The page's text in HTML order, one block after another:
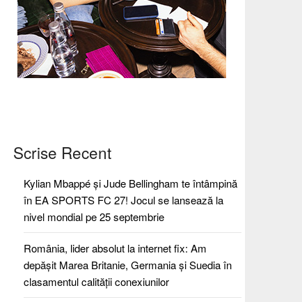
Scrise Recent
Kylian Mbappé și Jude Bellingham te întâmpină
în EA SPORTS FC 27! Jocul se lansează la
nivel mondial pe 25 septembrie
România, lider absolut la internet fix: Am
depășit Marea Britanie, Germania și Suedia în
clasamentul calității conexiunilor